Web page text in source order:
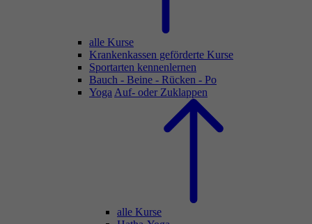
alle Kurse
Krankenkassen geförderte Kurse
Sportarten kennenlernen
Bauch - Beine - Rücken - Po
Yoga Auf- oder Zuklappen
alle Kurse